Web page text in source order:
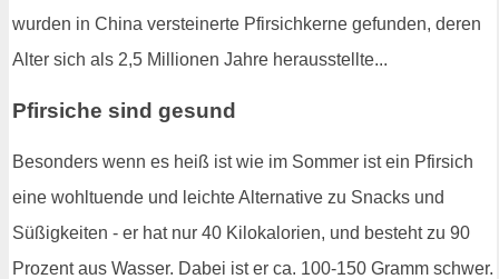
wurden in China versteinerte Pfirsichkerne gefunden, deren
Alter sich als 2,5 Millionen Jahre herausstellte...
Pfirsiche sind gesund
Besonders wenn es heiß ist wie im Sommer ist ein Pfirsich
eine wohltuende und leichte Alternative zu Snacks und
Süßigkeiten - er hat nur 40 Kilokalorien, und besteht zu 90
Prozent aus Wasser. Dabei ist er ca. 100-150 Gramm schwer.